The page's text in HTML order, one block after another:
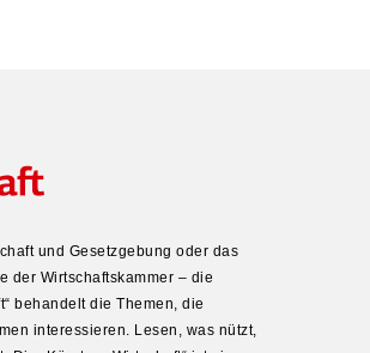
und Gesetz­gebung oder das
der Wirtschafts­kammer – die
behandelt die Themen, die
inter­es­sieren. Lesen, was nützt,